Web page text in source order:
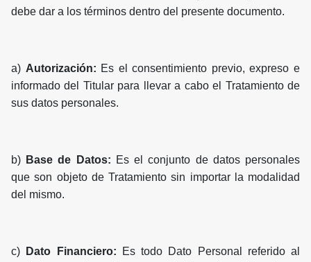
debe dar a los términos dentro del presente documento.
a) Autorización: Es el consentimiento previo, expreso e
informado del Titular para llevar a cabo el Tratamiento de
sus datos personales.
b) Base de Datos: Es el conjunto de datos personales
que son objeto de Tratamiento sin importar la modalidad
del mismo.
c) Dato Financiero:
Es todo Dato Personal referido al